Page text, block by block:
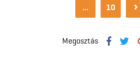
… 10
Megosztás